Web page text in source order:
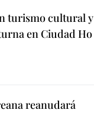
turismo cultural y
en Ciudad Ho
reanudará